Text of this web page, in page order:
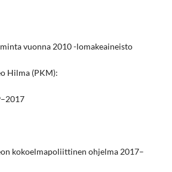
vuonna 2010 -lomakeaineisto
Hilma (PKM):
kokoelmapoliittinen ohjelma 2017–